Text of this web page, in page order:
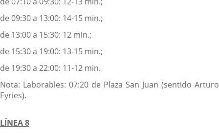
de 09:30 a 13:00: 14-15 min.;
de 13:00 a 15:30: 12 min.;
de 15:30 a 19:00: 13-15 min.;
de 19:30 a 22:00: 11-12 min.
Nota: Laborables: 07:20 de Plaza San Juan (sentido Arturo
Eyries).
LÍNEA 8